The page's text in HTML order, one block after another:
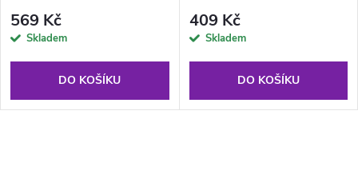
569 Kč
Skladem
DO KOŠÍKU
409 Kč
Skladem
DO KOŠÍKU